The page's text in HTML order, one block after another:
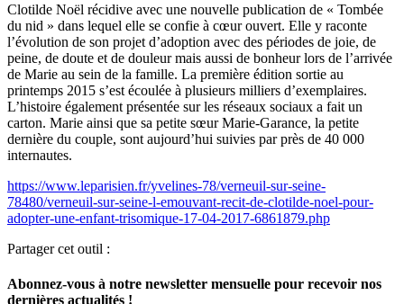
Clotilde Noël récidive avec une nouvelle publication de « Tombée
du nid » dans lequel elle se confie à cœur ouvert. Elle y raconte
l’évolution de son projet d’adoption avec des périodes de joie, de
peine, de doute et de douleur mais aussi de bonheur lors de l’arrivée
de Marie au sein de la famille. La première édition sortie au
printemps 2015 s’est écoulée à plusieurs milliers d’exemplaires.
L’histoire également présentée sur les réseaux sociaux a fait un
carton. Marie ainsi que sa petite sœur Marie-Garance, la petite
dernière du couple, sont aujourd’hui suivies par près de 40 000
internautes.
https://www.leparisien.fr/yvelines-78/verneuil-sur-seine-
78480/verneuil-sur-seine-l-emouvant-recit-de-clotilde-noel-pour-
adopter-une-enfant-trisomique-17-04-2017-6861879.php
Partager cet outil :
Abonnez-vous à notre newsletter mensuelle pour recevoir nos
dernières actualités !